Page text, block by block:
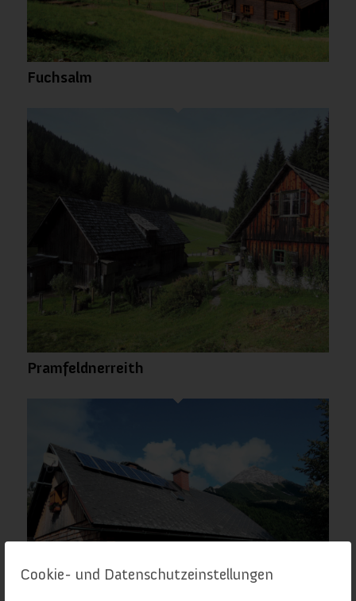
Cookie- und Datenschutzeinstellungen
Fuchsalm
Pramfeldnerreith